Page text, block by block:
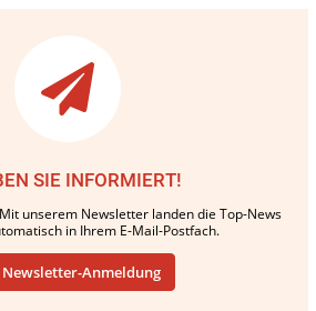
SIE INFORMIERT!
unserem Newsletter landen die Top-News
in Ihrem E-Mail-Postfach.
Anmeldung